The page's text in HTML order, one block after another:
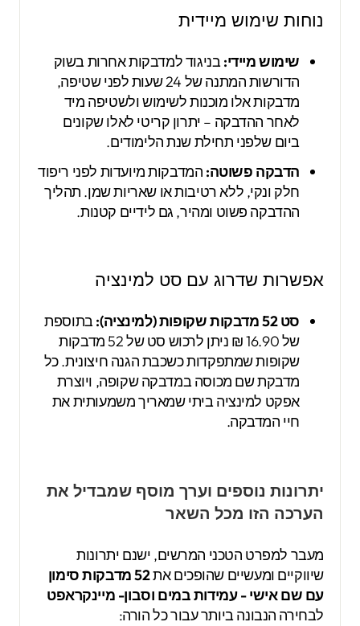
נוחות שימוש מיידית
שימוש מיידי:בניגוד למדבקות אחרות בשוק
הדורשות המתנה של 24 שעות לפני שטיפה,
מדבקות אלו מוכנות לשימוש ולשטיפה מיד
לאחר ההדבקה – יתרון קריטי לאלו שקונים
ביום שלפני תחילת שנת הלימודים.
הדבקה פשוטה:המדבקות מיועדות לפני ריפוד
חלק ונקי, ללא רטיבות או שאריות שמן. תהליך
ההדבקה פשוט ומהיר, גם לידיים קטנות.
אפשרות שדרוג עם סט למינציה
סט 52 מדבקות שקופות (למינציה):
בתוספת
של 16.90 ₪ ניתן לרכוש סט של 52 מדבקות
שקופות שמתפקדות כשכבת הגנה חיצונית. כל
מדבקת שם מכוסה במדבקה שקופה, ויוצרת
אפקט למינציה ביתי שמאריך משמעותית את
חיי המדבקה.
יתרונות נוספים וערך מוסף שמבדיל את
הערכה הזו מכל השאר
מעבר למפרט הטכני המרשים, ישנם יתרונות
שיווקיים ומעשיים שהופכים את
52 מדבקות סימון
עם שם אישי - עמידות במים וסבון- מיינקראפט
לבחירה הנבונה ביותר עבור כל הורה: